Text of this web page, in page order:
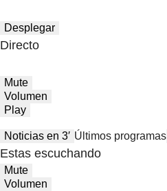
Desplegar
Directo
Mute
Volumen
Play
Noticias en 3′ Últimos programas
Estas escuchando
Mute
Volumen